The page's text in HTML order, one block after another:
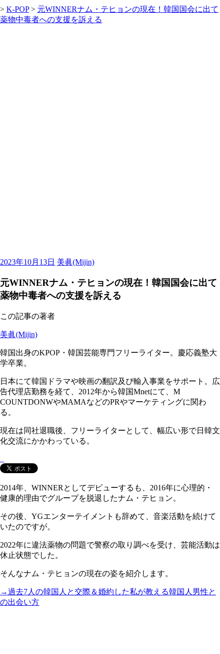
> K-POP> 元WINNERナム・テヒョンの現在！韓国国会に出て
薬物中毒者への支援を訴える
2023年10月13日 美眞(Mijin)
元WINNERナム・テヒョンの現在！韓国国会に出て
薬物中毒者への支援を訴える
この記事の著者
美眞(Mijin)
韓国出身のKPOP・韓国芸能専門フリーライター。慶応義塾大
学卒業。
日本にて韓国ドラマや映画の翻訳及び輸入事業をサポート。広
告代理店勤務を経て、2012年から韓国Mnetにて、M
COUNTDONWやMAMAなどのPRやマーケティングに関わ
る。
現在は同社退職後、フリーライターとして、幅広い形で日韓文
化交流にかかわっている。
2014年、WINNERとしてデビューするも、2016年に心理的・
健康的理由でグループを脱退したナム・テヒョン。
その後、YGエンターテイメントも辞めて、音楽活動を続けて
いたのですが。
2022年に違法薬物の問題で警察の取り調べを受け、芸能活動は
休止状態でした。
そんなナム・テヒョンの現在の姿を紹介します。
→過去7人の韓国人と交際＆婚約した私が教える韓国人男性と
の出会い方